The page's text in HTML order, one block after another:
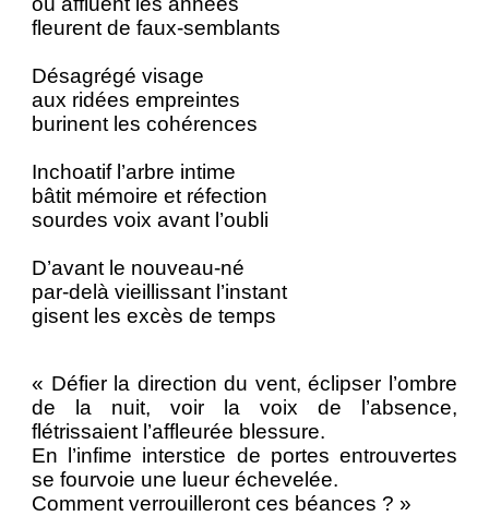
fleurent de faux-semblants
Désagrégé visage
aux ridées empreintes
burinent les cohérences
Inchoatif l’arbre intime
bâtit mémoire et réfection
sourdes voix avant l’oubli
D’avant le nouveau-né
par-delà vieillissant l’instant
gisent les excès de temps
« Défier la direction du vent, éclipser l’ombre
de la nuit, voir la voix de l’absence,
flétrissaient l’affleurée blessure.
En l’infime interstice de portes entrouvertes
se fourvoie une lueur échevelée.
Comment verrouilleront ces béances ? »